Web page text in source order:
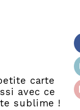
carte
avec ce
sublime !